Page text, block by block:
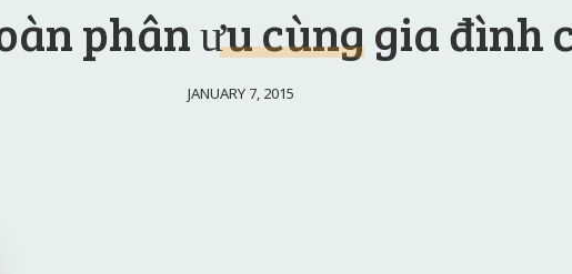
phân ưu cùng gia đình
JANUARY 7, 2015